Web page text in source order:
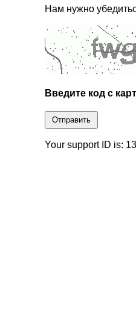
Нам нужно
Введите код с
Отправить
Your support ID is: